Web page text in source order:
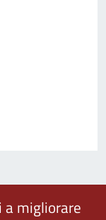
a migliorare